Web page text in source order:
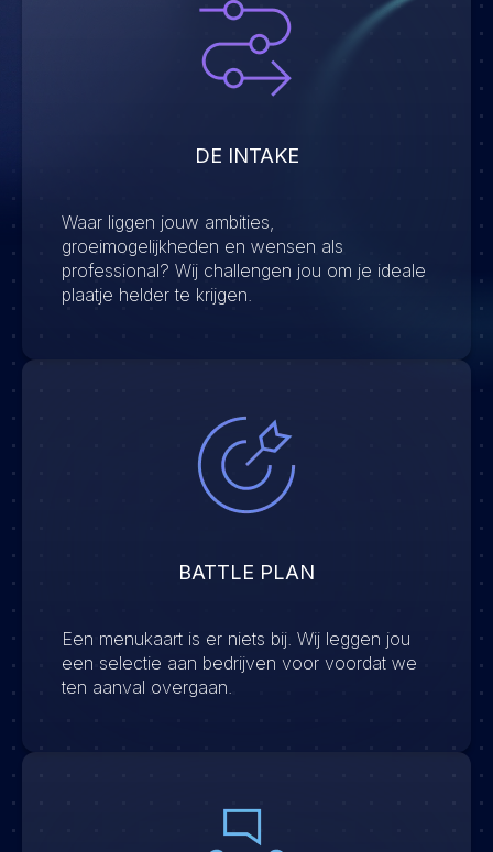
DE INTAKE
Waar liggen jouw ambities,
groeimogelijkheden en wensen als
professional? Wij challengen jou om je ideale
plaatje helder te krijgen.
BATTLE PLAN
Een menukaart is er niets bij. Wij leggen jou
een selectie aan bedrijven voor voordat we
ten aanval overgaan.